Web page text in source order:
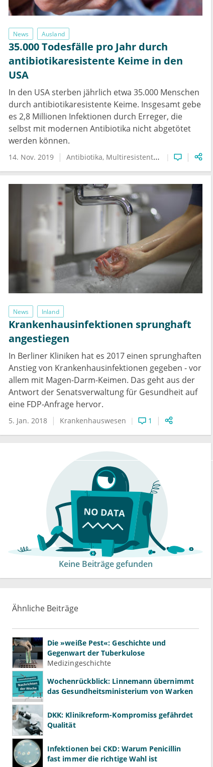
News Ausland
35.000 Todesfälle pro Jahr durch
antibiotikaresistente Keime in den
USA
In den USA sterben jährlich etwa 35.000 Menschen
durch antibiotikaresistente Keime. Insgesamt gebe
es 2,8 Millionen Infektionen durch Erreger, die
selbst mit modernen Antibiotika nicht abgetötet
werden können.
14. Nov. 2019 Antibiotika Multiresistente Keime
News Inland
Krankenhausinfektionen sprunghaft
angestiegen
In Berliner Kliniken hat es 2017 einen sprunghaften
Anstieg von Krankenhausinfektionen gegeben - vor
allem mit Magen-Darm-Keimen. Das geht aus der
Antwort der Senatsverwaltung für Gesundheit auf
eine FDP-Anfrage hervor.
5. Jan. 2018 Krankenhauswesen 1
Keine Beiträge gefunden
Ähnliche Beiträge
Die »weiße Pest«: Geschichte und
Gegenwart der Tuberkulose
Medizingeschichte
Wochenrückblick: Linnemann übernimmt
das Gesundheitsministerium von Warken
DKK: Klinikreform-Kompromiss gefährdet
Qualität
Infektionen bei CKD: Warum Penicillin
fast immer die richtige Wahl ist